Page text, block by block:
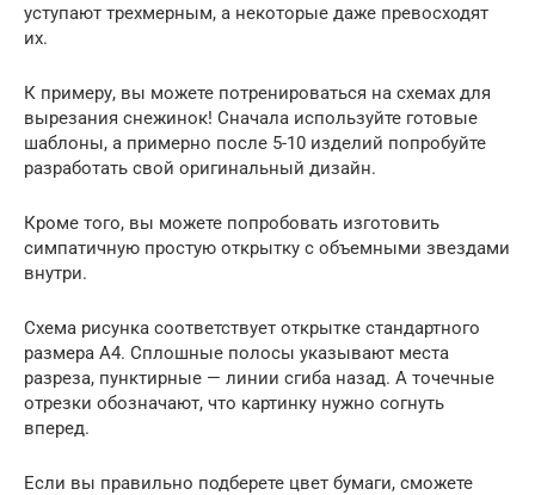
уступают трехмерным, а некоторые даже превосходят
их.
К примеру, вы можете потренироваться на схемах для
вырезания снежинок! Сначала используйте готовые
шаблоны, а примерно после 5-10 изделий попробуйте
разработать свой оригинальный дизайн.
Кроме того, вы можете попробовать изготовить
симпатичную простую открытку с объемными звездами
внутри.
Схема рисунка соответствует открытке стандартного
размера А4. Сплошные полосы указывают места
разреза, пунктирные — линии сгиба назад. А точечные
отрезки обозначают, что картинку нужно согнуть
вперед.
Если вы правильно подберете цвет бумаги, сможете